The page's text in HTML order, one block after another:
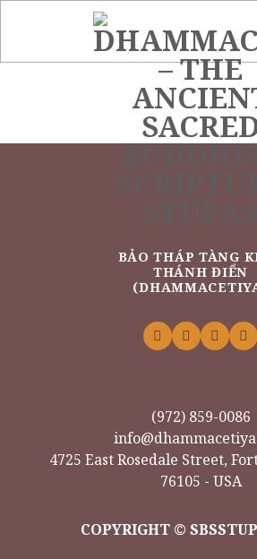
BẢO THÁP TÀNG
THÁNH ĐIỂN
(972) 859-0086
4725 East Rosedale Street,
76105 - USA
COPYRIGHT ©